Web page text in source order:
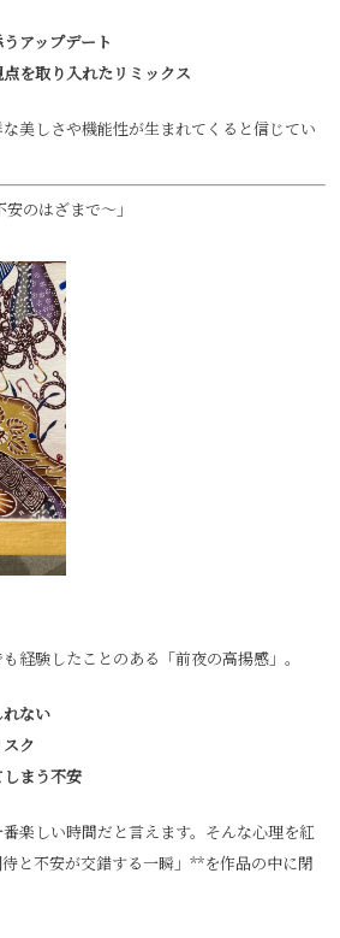
アップデート
を取り入れたリミックス
美しさや機能性が生まれてくると信じてい
のはざまで〜」
経験したことのある「前夜の高揚感」。
ない
ク
まう不安
楽しい時間だと言えます。そんな心理を紅
と不安が交錯する一瞬」**を作品の中に閉